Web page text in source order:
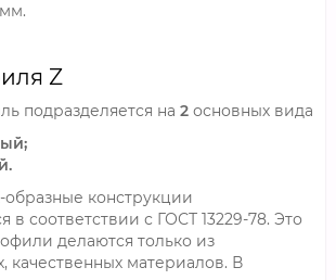
Z
подразделяется на 2 основных вида
конструкции
в соответствии с ГОСТ 13229-78. Это
делаются только из
качественных материалов. В